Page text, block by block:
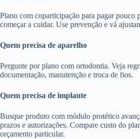
Plano com coparticipação para pagar pouco
começar a cuidar. Use prevenção e vá
Quem precisa de aparelho
Pergunte por plano com ortodontia. Veja
documentação, manutenção e troca de fios.
Quem precisa de implante
Busque produto com módulo protético
prazos e autorizações. Compare custo do
orçamento particular.